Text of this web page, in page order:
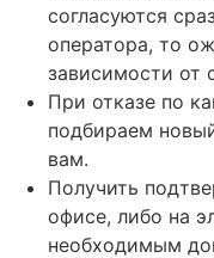
согласуются
оператора, то
зависимости от
При отказе по
подбираем
вам.
Получить
офисе, либо на
необходимым